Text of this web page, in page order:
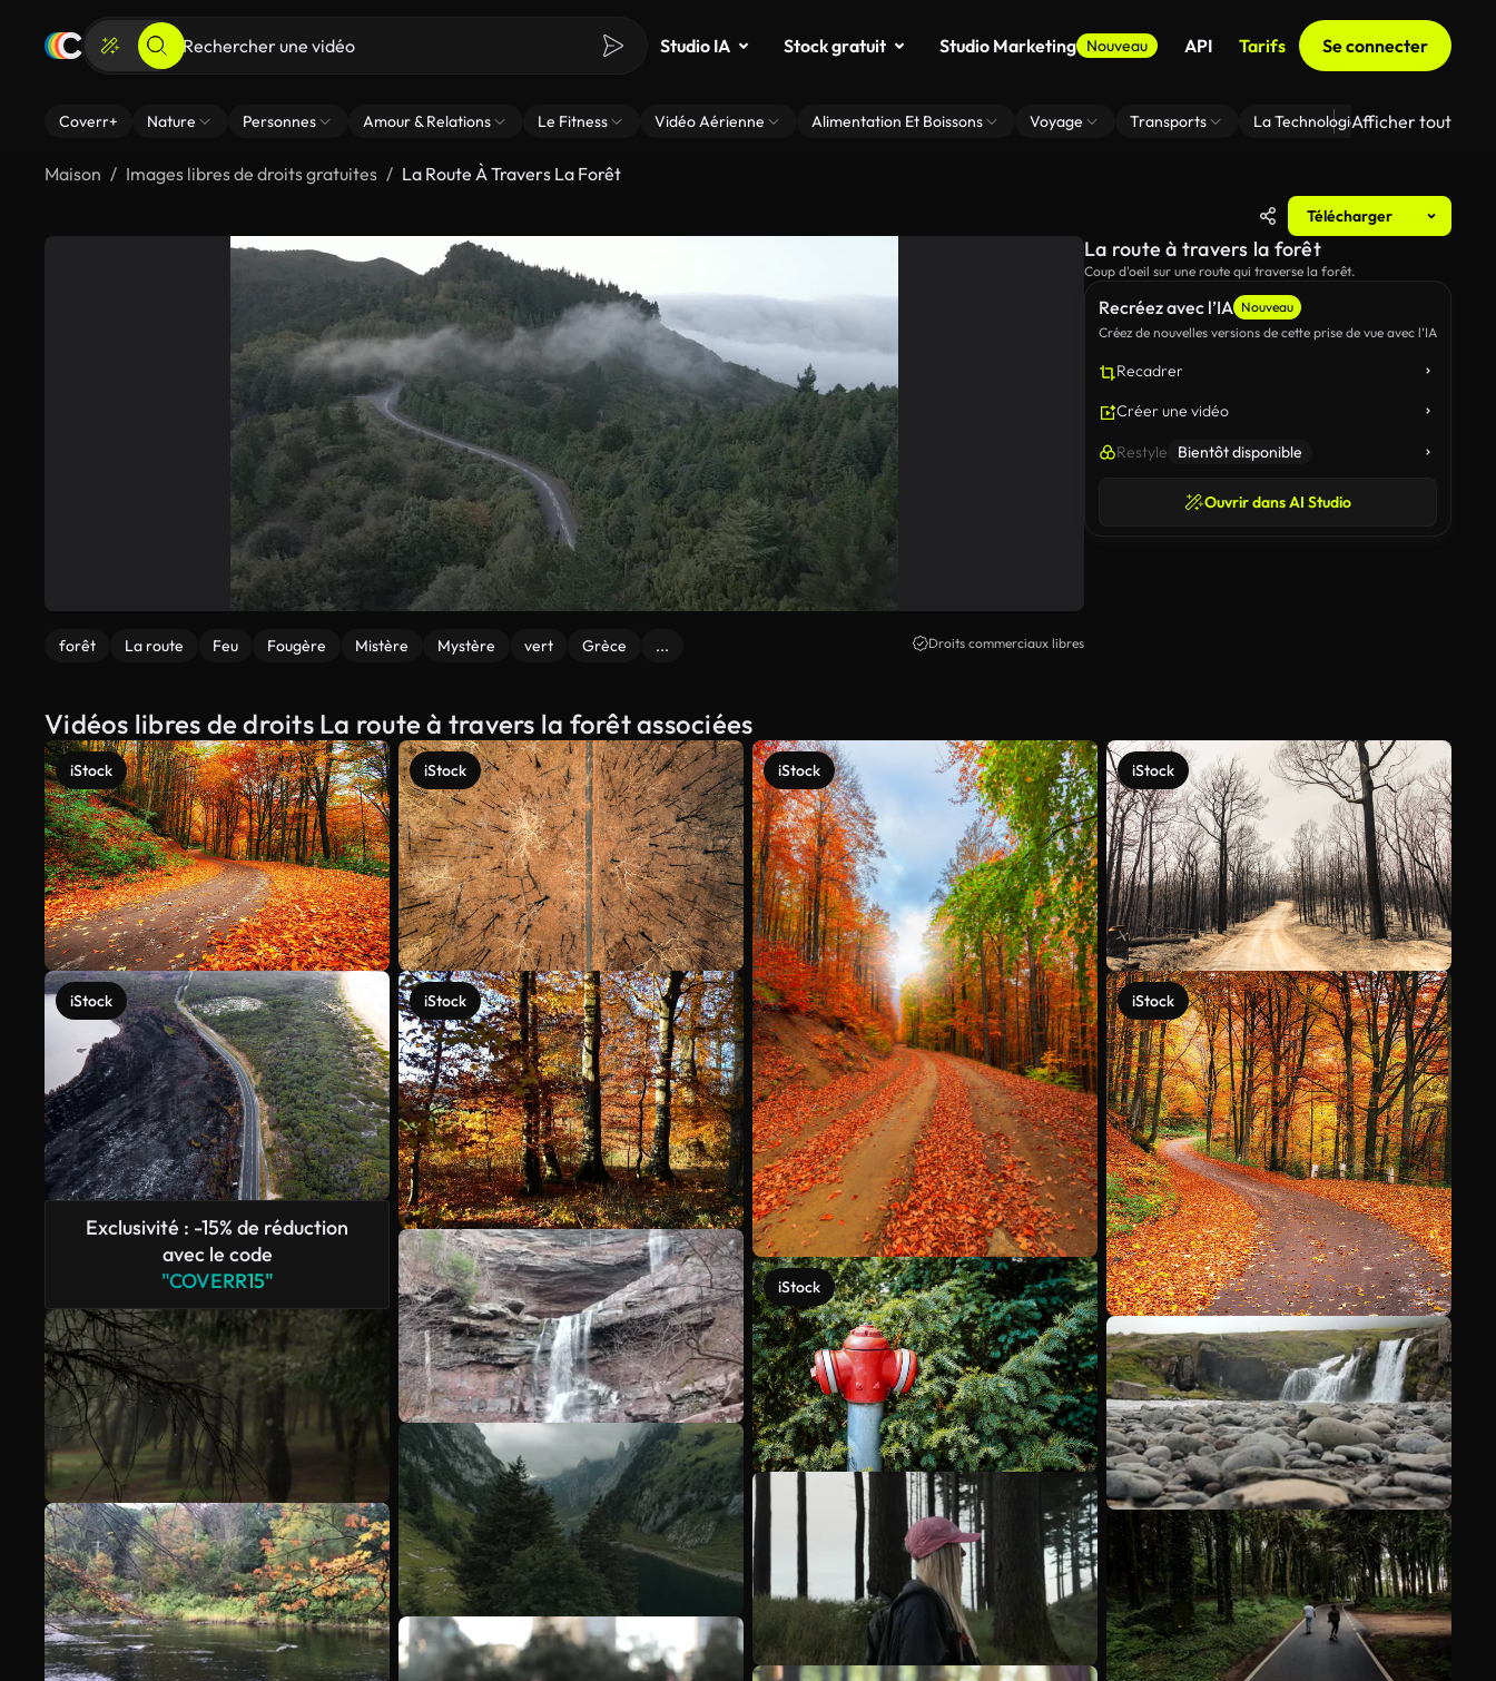
Studio IA Stock gratuit Studio Marketing Nouveau API Tarifs Se connecter
Coverr+ Nature Personnes Amour & Relations Le Fitness Vidéo Aérienne Alimentation Et Boissons Voyage Transports La Technologie Zoom En
Afficher tout
Maison Images libres de droits gratuites La Route À Travers La Forêt
Télécharger
forêt La route Feu Fougère Mistère Mystère vert Grèce ... Droits commerciaux libres
Recréez avec l’IA Nouveau
Créez de nouvelles versions de cette prise de vue avec l’IA
Recadrer
Créer une vidéo
Restyle Bientôt disponible
Ouvrir dans AI Studio
La route à travers la forêt
Coup d'oeil sur une route qui traverse la forêt.
Vidéos libres de droits La route à travers la forêt associées
iStock
iStock
Exclusivité : -15% de réduction
avec le code
"COVERR15"
iStock
iStock
iStock
iStock
iStock
iStock
Voir plus